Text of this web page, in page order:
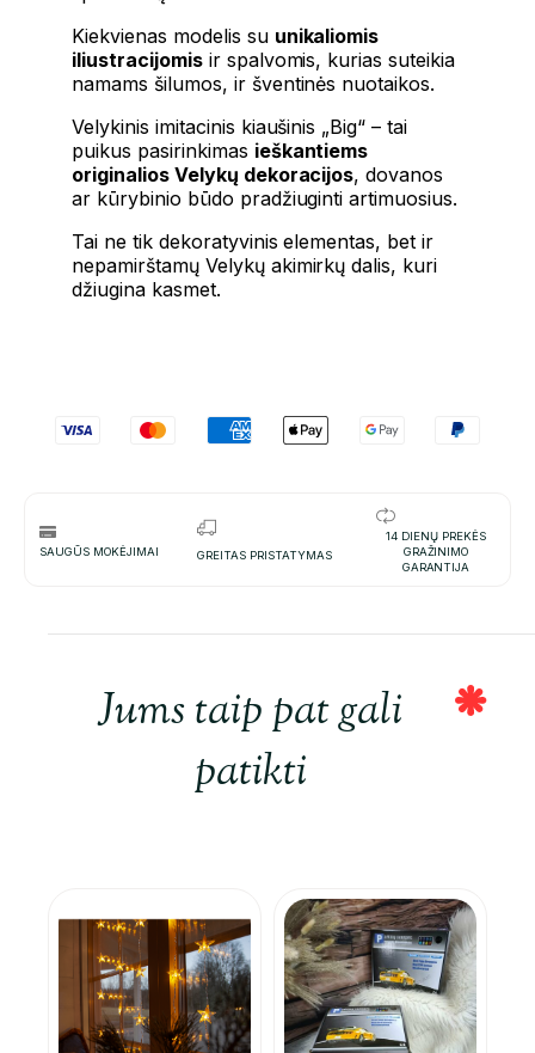
Kiekvienas modelis su unikaliomis
iliustracijomisir spalvomis, kurias suteikia
namams šilumos, ir šventinės nuotaikos.
Velykinis imitacinis kiaušinis „Big“ – tai
puikus pasirinkimas ieškantiems
originalios Velykų dekoracijos, dovanos
ar kūrybinio būdo pradžiuginti artimuosius.
Tai ne tik dekoratyvinis elementas, bet ir
nepamirštamų Velykų akimirkų dalis, kuri
džiugina kasmet.
SAUGŪS MOKĖJIMAI GREITAS PRISTATYMAS
14 DIENŲ PREKĖS
GRAŽINIMO
GARANTIJA
Jums taip pat gali
patikti